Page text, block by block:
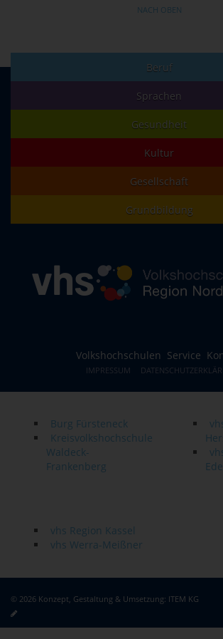
NACH OBEN
Beruf
Sprachen
Gesundheit
Kultur
Gesellschaft
Grundbildung
Volkshochschulen Service
IMPRESSUM
Burg Fürsteneck
Kreisvolkshochschule
Waldeck-
Frankenberg
vhs Region Kassel
vhs Werra-Meißner
© 2026 Konzept, Gestaltung & Umsetzung: ITEM KG